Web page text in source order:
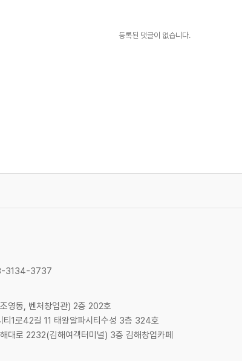
등록된 댓글이 없습니다.
3134-3737
영동, 벤처창업관) 2층 202호
1로42길 11 태왕알파시티수성 3층 324호
로 2232(김해여객터미널) 3층 김해창업카페